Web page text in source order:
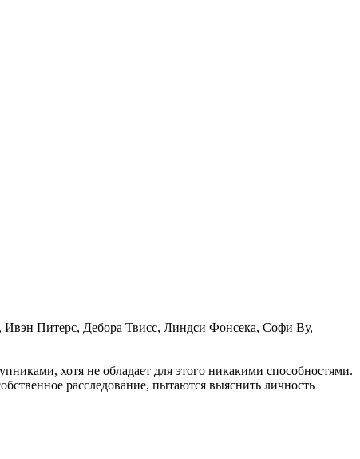
Питерс, Дебора Твисс, Линдси Фонсека, Софи Ву,
хотя не обладает для этого никакими способностями.
расследование, пытаются выяснить личность